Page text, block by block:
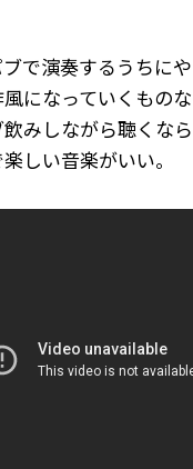
で演奏するうちに
になっていくもの
みしながら聴くな
しい音楽がいい。